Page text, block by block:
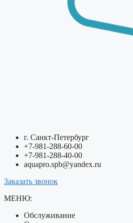
г. Санкт-Петербург
+7-981-288-60-00
+7-981-288-40-00
aquapro.spb@yandex.ru
Заказать звонок
МЕНЮ:
Обслуживание